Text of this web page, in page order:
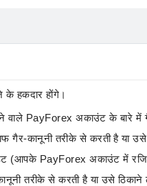
के हकदार होंगे।
वाले PayForex अकाउंट के बारे
गैर-कानूनी तरीके से करती है या
(आपके PayForex अकाउंट में
तरीके से करती है या उसे